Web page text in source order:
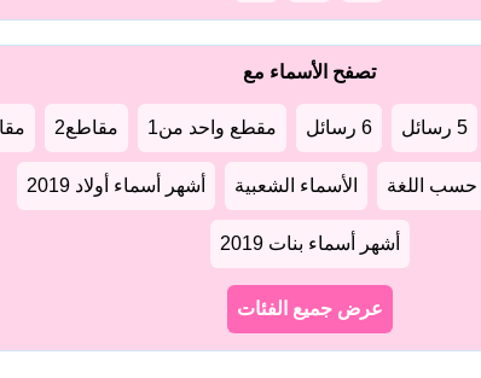
تصفح الأسماء مع
5 رسائل 6 رسائل مقطع واحد من1 مقاطع2
حسب اللغة الأسماء الشعبية أشهر أسماء أولاد 2019
أشهر أسماء بنات 2019
عرض جميع الفئات